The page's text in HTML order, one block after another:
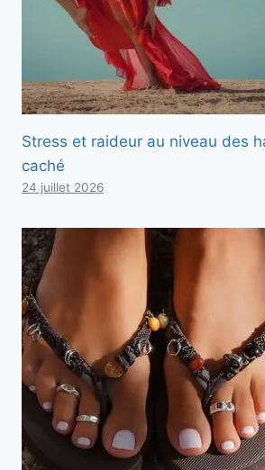
Stress et raideur au niveau des
caché
24 juillet 2026